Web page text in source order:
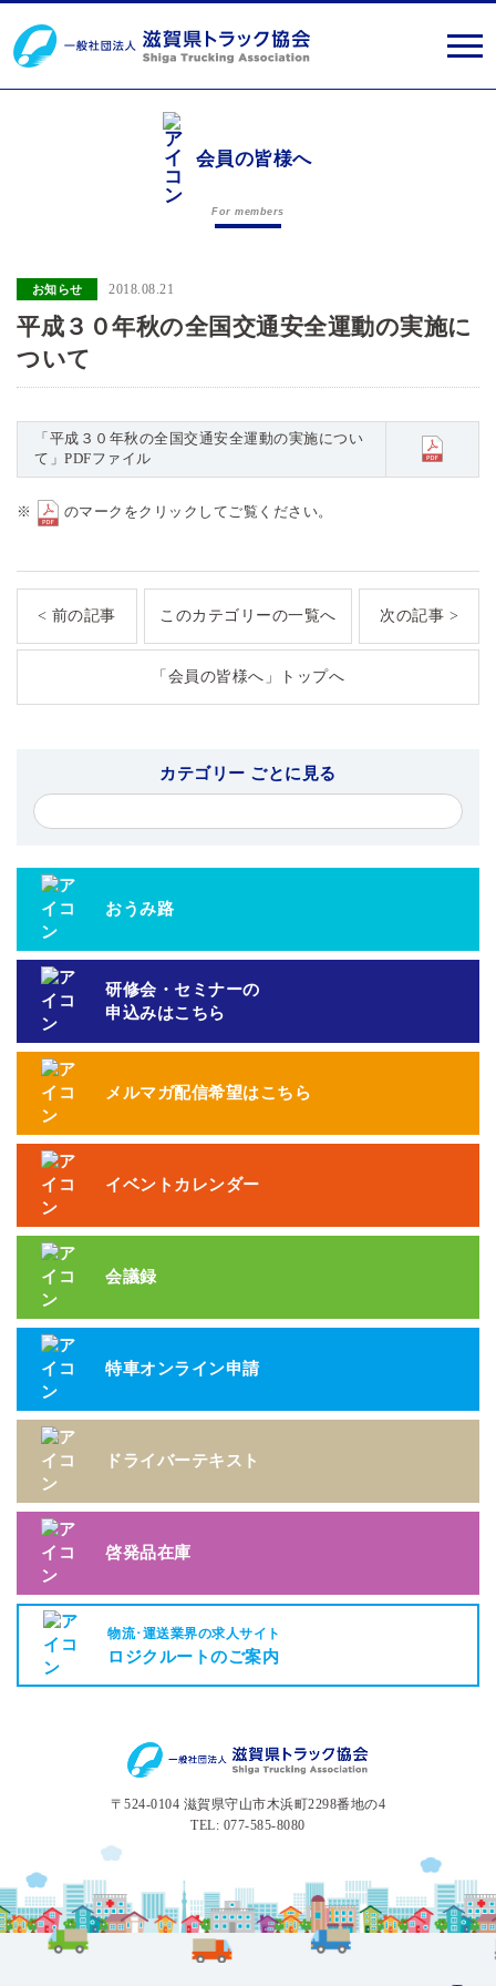
会員の皆様へ
For members
お知らせ 2018.08.21
平成３０年秋の全国交通安全運動の実施に
ついて
「平成３０年秋の全国交通安全運動の実施につい
て」PDFファイル
※ のマークをクリックしてご覧ください。
< 前の記事 このカテゴリーの一覧へ 次の記事 >
「会員の皆様へ」トップへ
カテゴリー ごとに見る
おうみ路
研修会・セミナーの
申込みはこちら
メルマガ配信希望はこちら
イベントカレンダー
会議録
特車オンライン申請
ドライバーテキスト
啓発品在庫
物流･運送業界の求人サイト
ロジクルートのご案内
〒524-0104 滋賀県守山市木浜町2298番地の4
TEL: 077-585-8080